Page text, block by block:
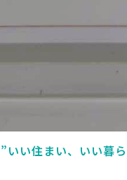
”いい住まい、いい暮